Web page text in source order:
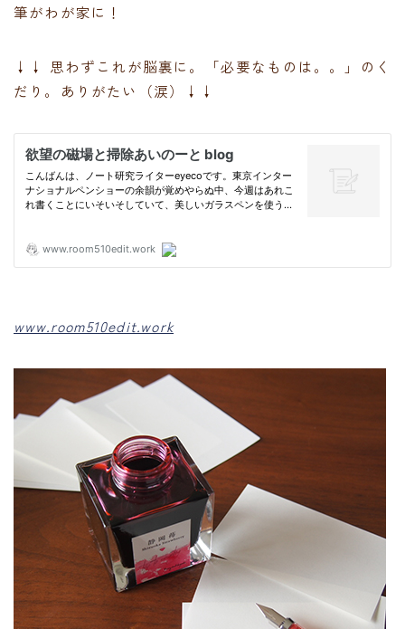
筆がわが家に！
↓↓ 思わずこれが脳裏に。「必要なものは。。」のく
だり。ありがたい（涙）↓↓
www.room510edit.work